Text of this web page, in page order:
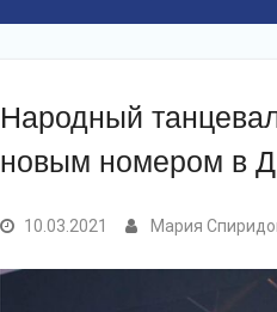
Народный
новым номером в
10.03.2021 Мария